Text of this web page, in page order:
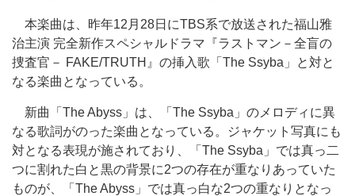
本楽曲は、昨年12月28日にTBS系で放送された福山雅
治主演 完全新作スペシャルドラマ『ラストマン－全盲の
捜査官－ FAKE/TRUTH』の挿入歌「The Ssyba」と対と
なる楽曲となっている。
新曲「The Abyss」は、「The Ssyba」のメロディに異
なる歌詞がのった楽曲となっている。ジャケット写真にも
対となる表現が施されており、「The Ssyba」では真っ二
つに割れた白と黒の背景に2つの存在が重なりあっていた
ものが、「The Abyss」では真っ白な2つの重なりとなっ